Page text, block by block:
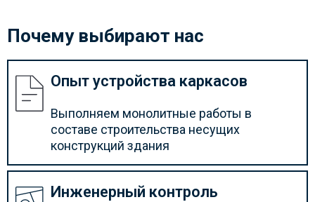
Почему выбирают нас
Опыт устройства каркасов
Выполняем монолитные работы в
составе строительства несущих
конструкций здания
Инженерный контроль